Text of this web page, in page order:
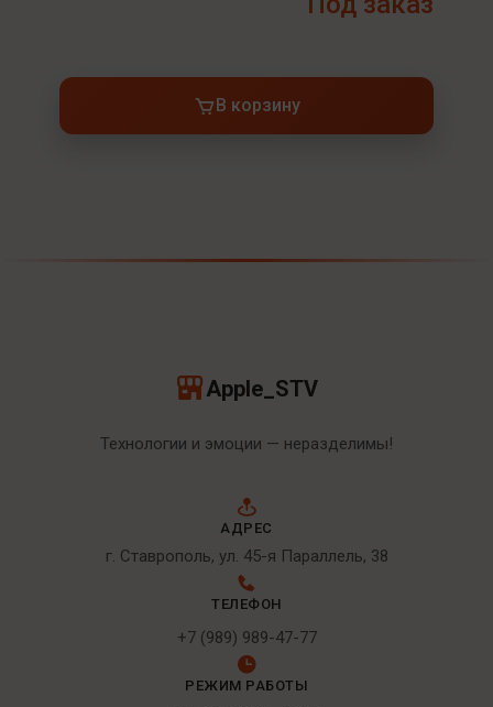
В корзину
Apple_STV
Технологии и эмоции — неразделимы!
АДРЕС
г. Ставрополь, ул. 45-я Параллель, 38
ТЕЛЕФОН
+7 (989) 989-47-77
РЕЖИМ РАБОТЫ